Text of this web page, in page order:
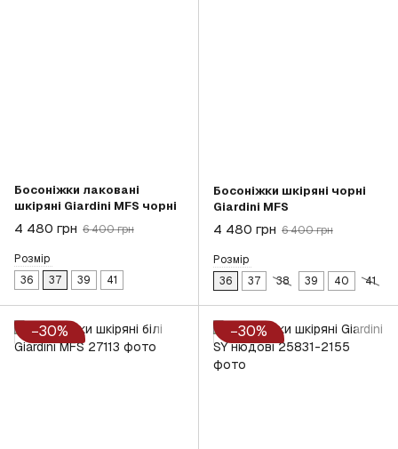
Босоніжки лаковані
шкіряні Giardini MFS чорні
4 480 грн 6 400 грн
Розмір
36
37 39 41
Босоніжки шкіряні чорні
Giardini MFS
4 480 грн 6 400 грн
Розмір
36
37 38 39 40 41
−30% −30%